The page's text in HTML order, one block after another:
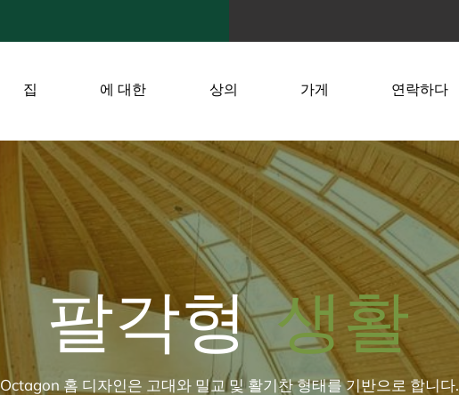
집 에 대한 상의 가게 연락하다
팔각형 생활
Octagon 홈 디자인은 고대와 밀교 및 활기찬 형태를 기반으로 합니다.